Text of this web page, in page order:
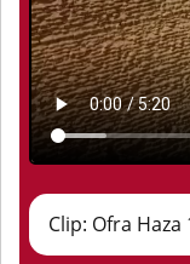
Clip: Ofra